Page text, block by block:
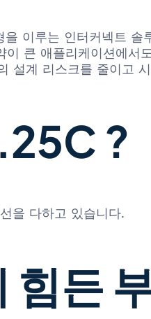
이루는 인터커넥트
큰 애플리케이션에서
설계 리스크를 줄이고
?
을 다하고 있습니다.
힘든